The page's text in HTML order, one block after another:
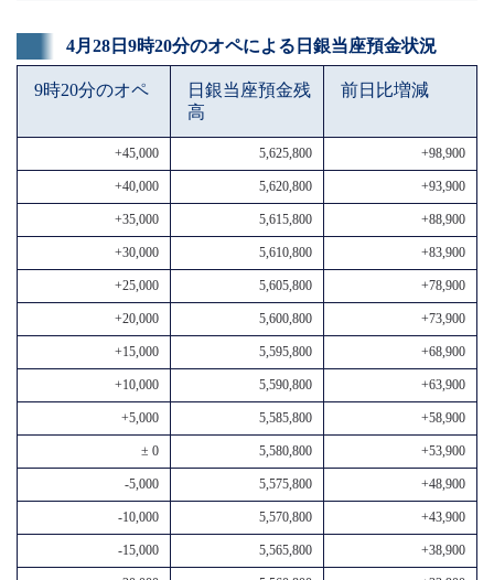
4月28日9時20分のオペによる日銀当座預金状況
9時20分のオペ
日銀当座預金残
高
前日比増減
+45,000 5,625,800 +98,900
+40,000 5,620,800 +93,900
+35,000 5,615,800 +88,900
+30,000 5,610,800 +83,900
+25,000 5,605,800 +78,900
+20,000 5,600,800 +73,900
+15,000 5,595,800 +68,900
+10,000 5,590,800 +63,900
+5,000 5,585,800 +58,900
± 0 5,580,800 +53,900
-5,000 5,575,800 +48,900
-10,000 5,570,800 +43,900
-15,000 5,565,800 +38,900